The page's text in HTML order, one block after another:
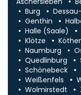
Burg
Genthin
Halle (Saale)
Klötze
Naumburg
Quedlinburg
Schönebeck
Weißenfels
Wolmirstedt